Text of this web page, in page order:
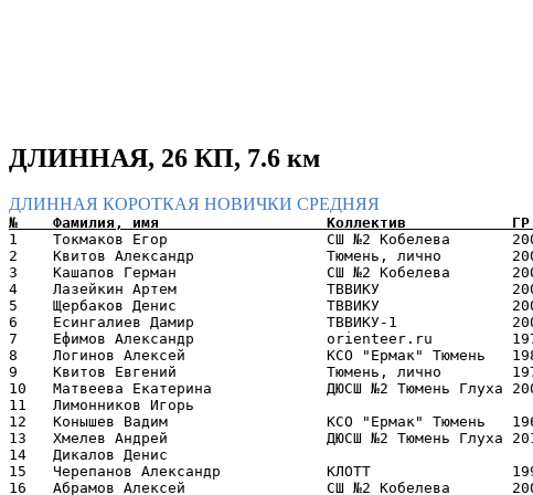
ДЛИННАЯ, 26 КП, 7.6 км
ДЛИННАЯ КОРОТКАЯ НОВИЧКИ СРЕДНЯЯ
1    Токмаков Егор                  СШ №2 Кобелева
2    Квитов Александр               Тюмень, лично
3    Кашапов Герман                 СШ №2 Кобелева
4    Лазейкин Артем                 ТВВИКУ
5    Щербаков Денис                 ТВВИКУ
6    Есингалиев Дамир               ТВВИКУ-1
7    Ефимов Александр               orienteer.ru
8    Логинов Алексей                КСО "Ермак"
9    Квитов Евгений                 Тюмень, лично
10   Матвеева Екатерина             ДЮСШ №2 Тюмень
11   Лимонников Игорь
12   Конышев Вадим                  КСО "Ермак"
13   Хмелев Андрей                  ДЮСШ №2 Тюмень
14   Дикалов Денис
15   Черепанов Александр            КЛОТТ
16   Абрамов Алексей                СШ №2 Кобелева